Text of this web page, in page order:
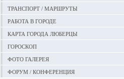
Транспорт / маршруты
Работа в городе
Карта города Люберцы
Гороскоп
Фото галерея
Форум / конференция